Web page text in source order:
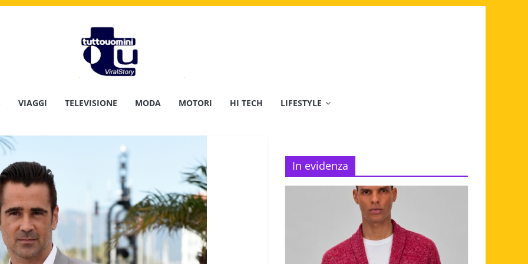
VIAGGI TELEVISIONE MODA MOTORI HI TECH LIFESTYLE
In evidenza